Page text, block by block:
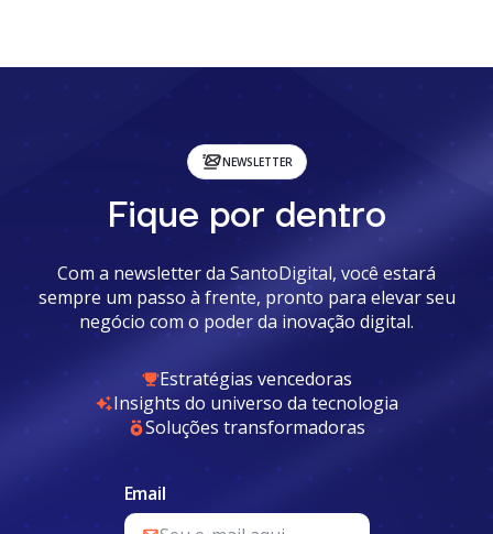
NEWSLETTER
Fique por dentro
Com a newsletter da SantoDigital, você estará
sempre um passo à frente, pronto para elevar seu
negócio com o poder da inovação digital.
Estratégias vencedoras
Insights do universo da tecnologia
Soluções transformadoras
Email